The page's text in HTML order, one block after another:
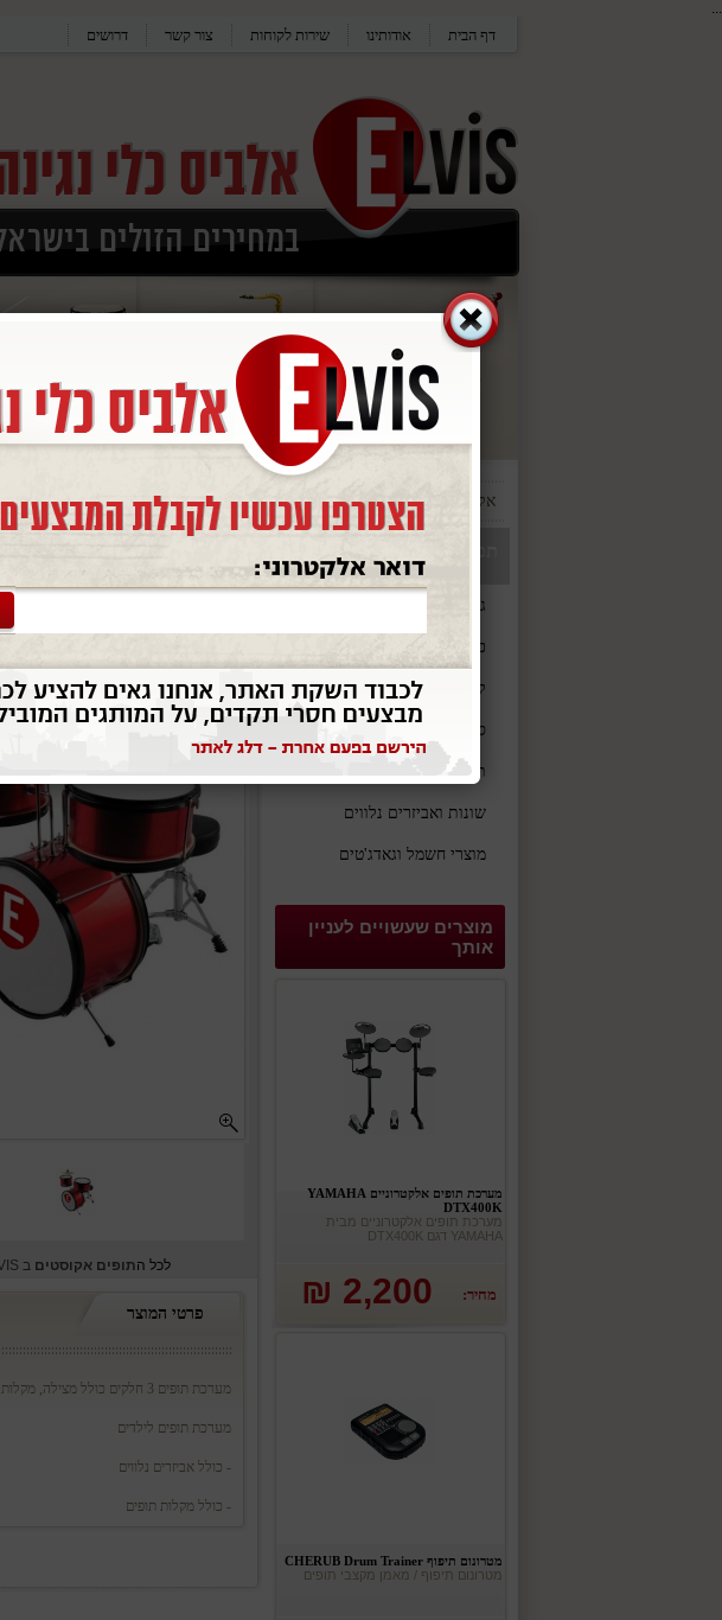
...
דף הבית אודותינו שירות לקוחות צור קשר דרושים
אלביס כלי הקשה ומערכות תופים/תופים אקוסטים/מערכת תופים מלאה DSP1047
גיטרות וכלי מיתר
כלי נשיפה
קלידים
סאונד והגברה
תופים וכלי הקשה
שונות ואביזרים נלווים
מוצרי חשמל וגאדג'טים
מוצרים שעשויים לעניין
אותך
מערכת תופים אלקטרוניים YAMAHA
DTX400K
מערכת תופים אלקטרוניים מבית
YAMAHA דגם DTX400K
מחיר: 2,200 ₪
מטרונום תיפוף CHERUB Drum Trainer
מטרונום תיפוף / מאמן מקצבי תופים
לכל התופים אקוסטים ב ELVIS
פרטי המוצר
מערכת תופים 3 חלקים כולל מצילה, מקלות, פדאל בס וכסא
מערכת תופים לילדים
- כולל אביזרים נלווים
- כולל מקלות תופים